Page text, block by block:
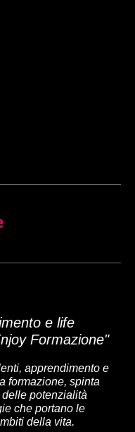
e life
Formazione"
apprendimento e
formazione, spinta
potenzialità
che portano le
della vita.